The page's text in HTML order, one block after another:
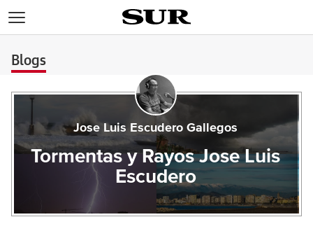
Blogs
Jose Luis Escudero Gallegos
Tormentas y Rayos Jose Luis
Escudero